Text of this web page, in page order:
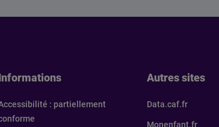
: partiellement
Autres sites
Data.caf.fr
Monenfant.fr